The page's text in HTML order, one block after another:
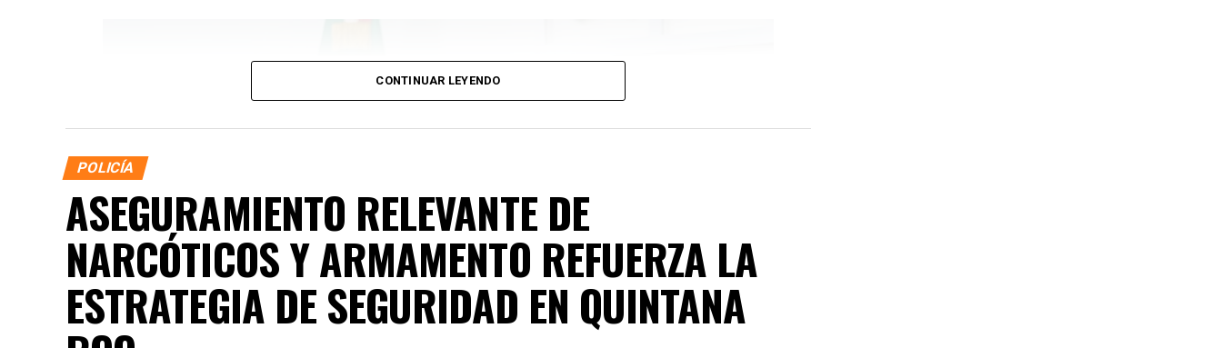
CONTINUAR LEYENDO
POLICÍA
ASEGURAMIENTO RELEVANTE DE
NARCÓTICOS Y ARMAMENTO REFUERZA LA
ESTRATEGIA DE SEGURIDAD EN QUINTANA